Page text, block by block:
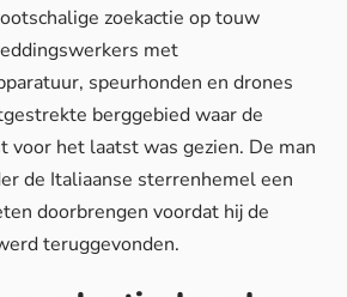
zoekactie op touw
met
speurhonden en drones
berggebied waar de
voor het laatst was gezien. De man
de Italiaanse sterrenhemeleen
doorbrengen voordat hij de
teruggevonden.